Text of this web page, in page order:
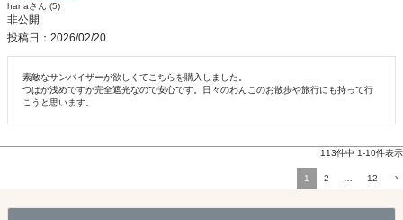
hana
5
非公開
投稿日
2026/02/20
素敵なサンバイザーが欲しくてこちらを購入しました。
つばが浅めですが完全遮光なので安心です。日々のわんこのお散歩や旅行にも持って行
こうと思います。
113件中 1-10件表示
1 2 … 12